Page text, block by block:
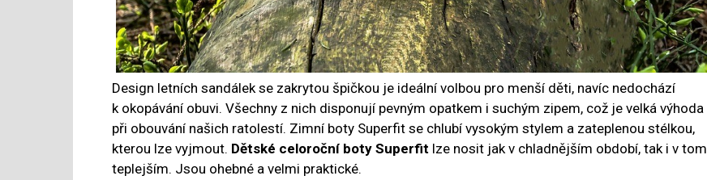
Design letních sandálek se zakrytou špičkou je ideální volbou pro menší děti, navíc nedochází
k okopávání obuvi. Všechny z nich disponují pevným opatkem i suchým zipem, což je velká výhoda
při obouvání našich ratolestí. Zimní boty Superfit se chlubí vysokým stylem a zateplenou stélkou,
kterou lze vyjmout. Dětské celoroční boty Superfit lze nosit jak v chladnějším období, tak i v tom
teplejším. Jsou ohebné a velmi praktické.